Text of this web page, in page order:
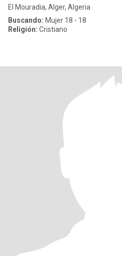
El Mouradia, Alger, Algeria
Buscando: Mujer 18 - 18
Religión: Cristiano